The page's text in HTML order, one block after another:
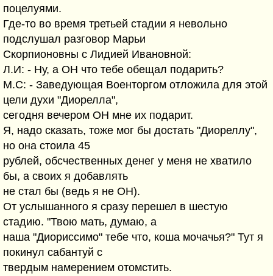
поцелуями.
Где-то во время третьей стадии я невольно
подслушал разговор Марьи
Скорпионовны с Лидией Ивановной:
Л.И: - Ну, а ОН что тебе обещал подарить?
М.С: - Заведующая Военторгом отложила для этой
цели духи "Диорелла",
сегодня вечером ОН мне их подарит.
Я, надо сказать, тоже мог бы достать "Диореллу",
но она стоила 45
рублей, обсчественных денег у меня не хватило
бы, а своих я добавлять
не стал бы (ведь я не ОН).
От услышанного я сразу перешел в шестую
стадию. "Твою мать, думаю, а
наша "Диориссимо" тебе что, коша мочачья?" Тут я
покинул сабантуй с
твердым намерением отомстить.